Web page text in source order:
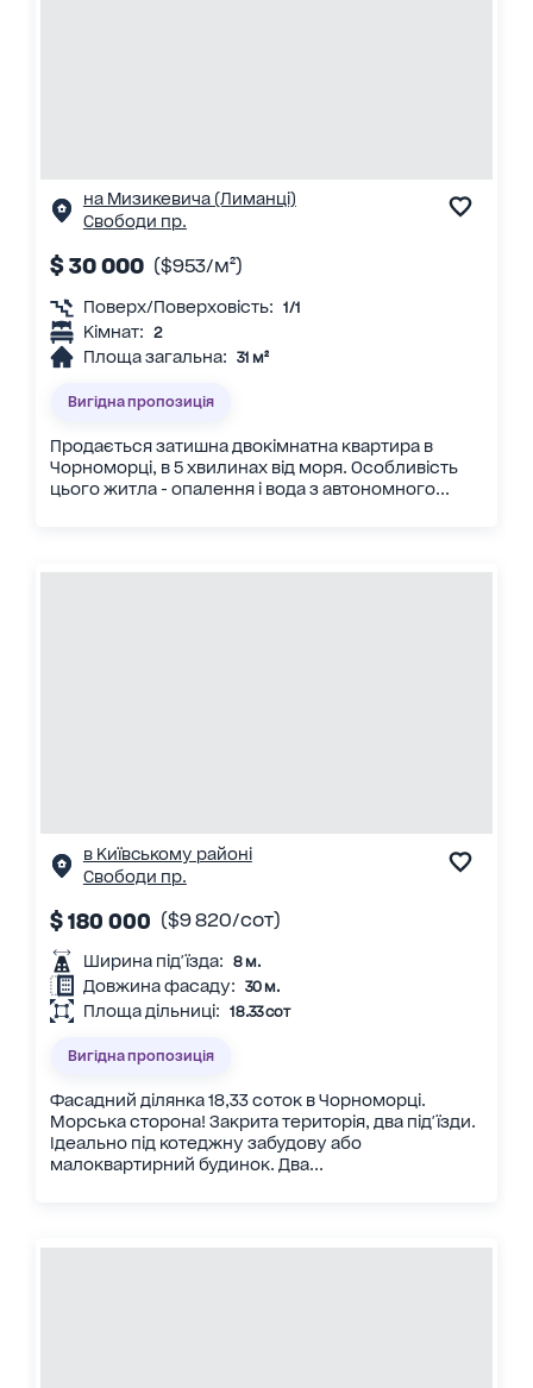
на Мизикевича (Лиманці)
Свободи пр.
$ 30 000 ($953/м²)
Поверх/Поверховість: 1/1
Кімнат: 2
Площа загальна: 31 м²
Вигідна пропозиція
Продається затишна двокімнатна квартира в
Чорноморці, в 5 хвилинах від моря. Особливість
цього житла - опалення і вода з автономного...
в Київському районі
Свободи пр.
$ 180 000 ($9 820/сот)
Ширина під'їзда: 8 м.
Довжина фасаду: 30 м.
Площа дільниці: 18.33 сот
Вигідна пропозиція
Фасадний ділянка 18,33 соток в Чорноморці.
Морська сторона! Закрита територія, два під'їзди.
Ідеально під котеджну забудову або
малоквартирний будинок. Два...